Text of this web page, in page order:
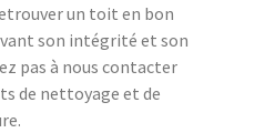
un toit en bon
son intégrité et son
pas à nous contacter
de nettoyage et de